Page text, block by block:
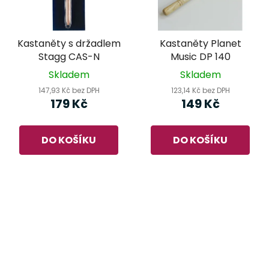
Kastaněty s držadlem
Stagg CAS-N
Skladem
147,93 Kč bez DPH
179 Kč
DO KOŠÍKU
Kastaněty Planet
Music DP 140
Skladem
123,14 Kč bez DPH
149 Kč
DO KOŠÍKU